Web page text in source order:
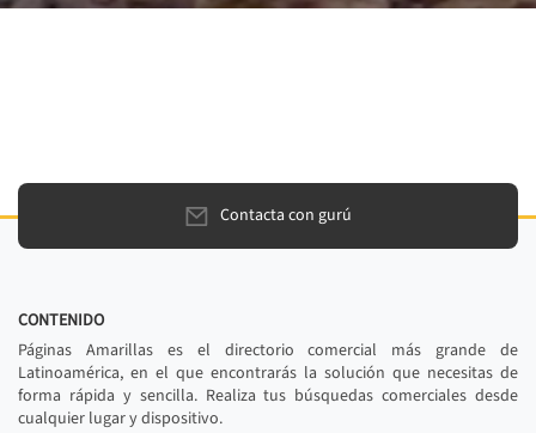
Contacta con gurú
CONTENIDO
Páginas Amarillas es el directorio comercial más grande de
Latinoamérica, en el que encontrarás la solución que necesitas de
forma rápida y sencilla. Realiza tus búsquedas comerciales desde
cualquier lugar y dispositivo.